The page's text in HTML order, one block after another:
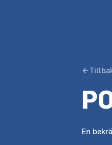
En